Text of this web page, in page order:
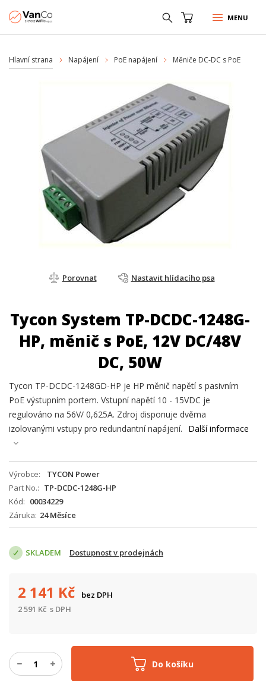
MENU
Hlavní strana Napájení PoE napájení Měniče DC-DC s PoE
Porovnat Nastavit hlídacího psa
Tycon System TP-DCDC-1248G-
HP, měnič s PoE, 12V DC/48V
DC, 50W
Tycon TP-DCDC-1248GD-HP je HP měnič napětí s pasivním
PoE výstupním portem. Vstupní napětí 10 - 15VDC je
regulováno na 56V/ 0,625A. Zdroj disponuje dvěma
izolovanými vstupy pro redundantní napájení.
Další informace
Výrobce
TYCON Power
Part No.
TP-DCDC-1248G-HP
Kód
00034229
Záruka 24 Měsíce
SKLADEM Dostupnost v prodejnách
Do košíku
2 141 Kč
bez DPH
2 591 Kč s DPH